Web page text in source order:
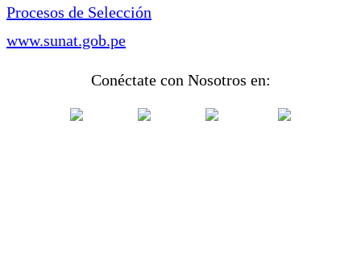
Procesos de Selección
www.sunat.gob.pe
Conéctate con Nosotros en: